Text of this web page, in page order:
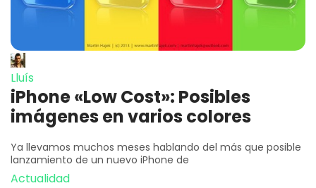
Lluís
iPhone «Low Cost»: Posibles
imágenes en varios colores
Ya llevamos muchos meses hablando del más que posible
lanzamiento de un nuevo iPhone de
Actualidad